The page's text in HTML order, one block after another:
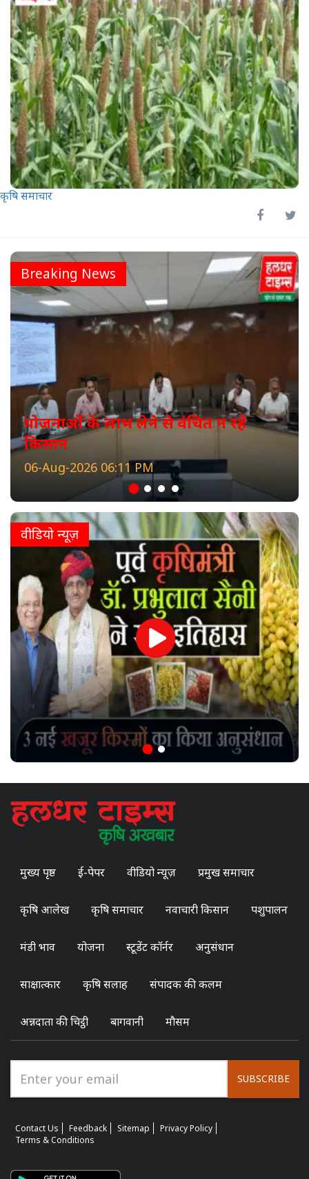
कृषि समाचार
Breaking News
योजनाओं के लाभ लेने से वंचित न रहें
किसान
06-Aug-2026 06:11 PM
वीडियो न्यूज़
मुख्य पृष्ठ ई-पेपर वीडियो न्यूज़ प्रमुख समाचार
कृषि आलेख कृषि समाचार नवाचारी किसान पशुपालन
मंडी भाव योजना स्टूडेंट कॉर्नर अनुसंधान
साक्षात्कार कृषि सलाह संपादक की कलम
अन्नदाता की चिट्ठी बागवानी मौसम
SUBSCRIBE
Contact Us Feedback Sitemap
Privacy Policy
Terms & Conditions